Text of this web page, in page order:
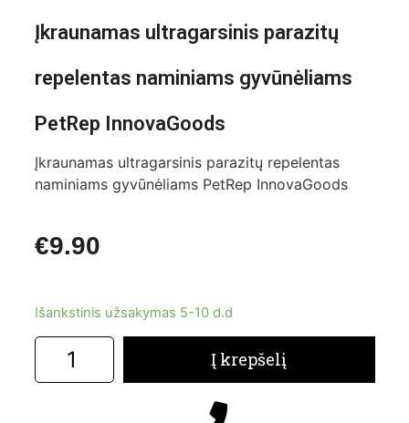
Įkraunamas ultragarsinis parazitų
repelentas naminiams gyvūnėliams
PetRep InnovaGoods
Įkraunamas ultragarsinis parazitų repelentas
naminiams gyvūnėliams PetRep InnovaGoods
€9.90
Išankstinis užsakymas 5-10 d.d
Į krepšelį